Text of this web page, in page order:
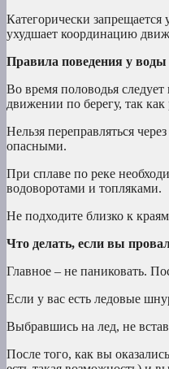
Категорически
ухудшает координацию
Правила поведения у
Во время половодья
движении по берегу, так
Нельзя переправляться
опасными.
При сплаве по реке
водоворотами и топляками.
Не подходите близко к
Что делать, если вы
Главное – не паниковать.
Если у вас есть ледовые
Выбравшись на лед, не
После того, как вы